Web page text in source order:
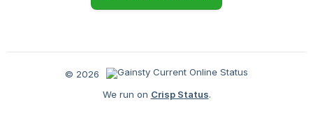
© 2026
We run on Crisp Status.